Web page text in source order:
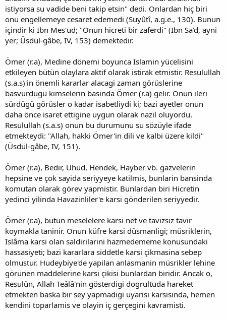
istiyorsa su vadide beni takip etsin" dedi. Onlardan hiç biri
onu engellemeye cesaret edemedi (Suyûtî, a.g.e., 130). Bunun
içindir ki Ibn Mes'ud; "Onun hicreti bir zaferdi" (Ibn Sa'd, ayni
yer; Üsdül-gâbe, IV, 153) demektedir.
Ömer (r.a), Medine dönemi boyunca Islamin yücelisini
etkileyen bütün olaylara aktif olarak istirak etmistir. Resulullah
(s.a.s)'in önemli kararlar alacagi zaman görüslerine
basvurdugu kimselerin basinda Ömer (r.a) gelir. Onun ileri
sürdügü görüsler o kadar isabetliydi ki; bazi ayetler onun
daha önce isaret ettigine uygun olarak nazil oluyordu.
Resulullah (s.a.s) onun bu durumunu su sözüyle ifade
etmekteydi: "Allah, hakki Ömer'in dili ve kalbi üzere kildi"
(Üsdül-gâbe, IV, 151).
Ömer (r.a), Bedir, Uhud, Hendek, Hayber vb. gazvelerin
hepsine ve çok sayida seriyyeye katilmis, bunlarin bansinda
komutan olarak görev yapmistir. Bunlardan biri Hicretin
yedinci yilinda Havazinliler'e karsi gönderilen seriyyedir.
Ömer (r.a), bütün meselelere karsi net ve tavizsiz tavir
koymakla taninir. Onun küfre karsi düsmanligi; müsriklerin,
Islâma karsi olan saldirilarini hazmedememe konusundaki
hassasiyeti; bazi kararlara siddetle karsi çikmasina sebep
olmustur. Hudeybiye'de yapilan anlasmanin müsrikler lehine
görünen maddelerine karsi çikisi bunlardan biridir. Ancak o,
Resulün, Allah Teâlâ'nin gösterdigi dogrultuda hareket
etmekten baska bir sey yapmadigi uyarisi karsisinda, hemen
kendini toparlamis ve olayin iç gerçegini kavramisti.